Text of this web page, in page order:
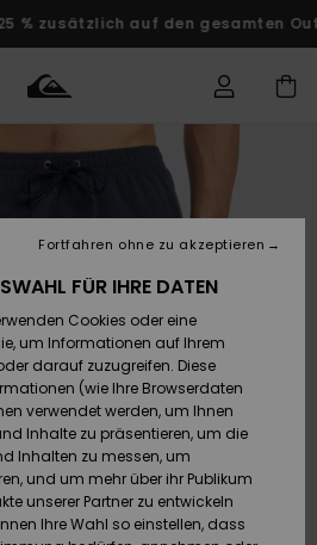
auf den gesamten Outlet-
Kleidung
Accessoires
Flops
Kleidung
Accessoires
Flops
Brandneu
Surf Shop
Snow Shop
Snow Shop
Shop
Outlet
meine
FÜR IHRE DATEN
Cookies oder eine
um Informationen auf Ihrem
darauf zuzugreifen. Diese
(wie Ihre Browserdaten
verwendet werden, um Ihnen
Inhalte zu präsentieren, um die
Inhalten zu messen, um
und um mehr über ihr Publikum
unserer Partner zu entwickeln
Ihre Wahl so einstellen, dass
Fortfahren ohne zu akzeptieren